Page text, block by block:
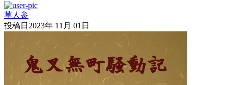
草人参
投稿日 2023年 11月 01日